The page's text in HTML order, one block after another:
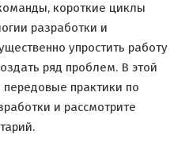
короткие циклы
разработки и
упростить работу
ряд проблем. В этой
практики по
и рассмотрите